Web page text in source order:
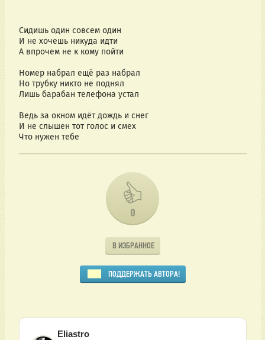
Сидишь один совсем один
И не хочешь никуда идти
А впрочем не к кому пойти
Номер набрал ещё раз набрал
Но трубку никто не поднял
Лишь барабан телефона устал
Ведь за окном идёт дождь и снег
И не слышен тот голос и смех
Что нужен тебе
0
В ИЗБРАННОЕ
ПОДДЕРЖАТЬ АВТОРА!
Eliastro